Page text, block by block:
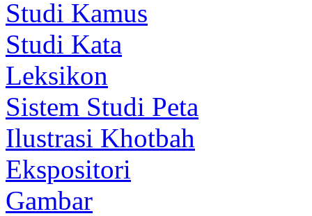
Studi Kamus
Studi Kata
Leksikon
Sistem Studi Peta
Ilustrasi Khotbah
Ekspositori
Gambar